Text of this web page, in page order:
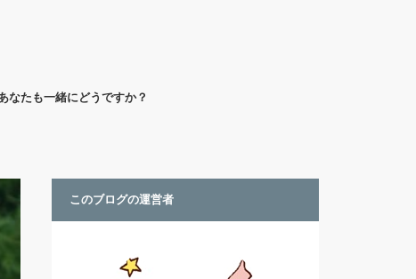
なたも一緒にどうですか？
このブログの運営者